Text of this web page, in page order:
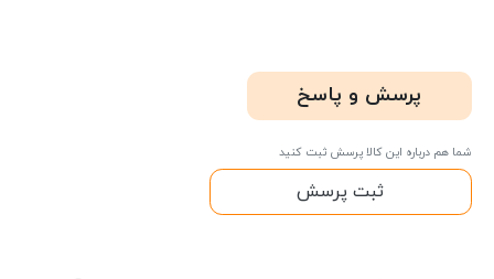
پرسش و پاسخ
شما هم درباره این کالا پرسش ثبت کنید
ثبت پرسش